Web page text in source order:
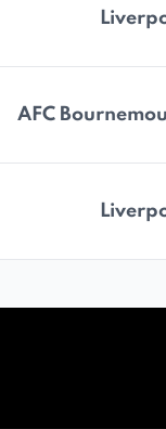
AFC